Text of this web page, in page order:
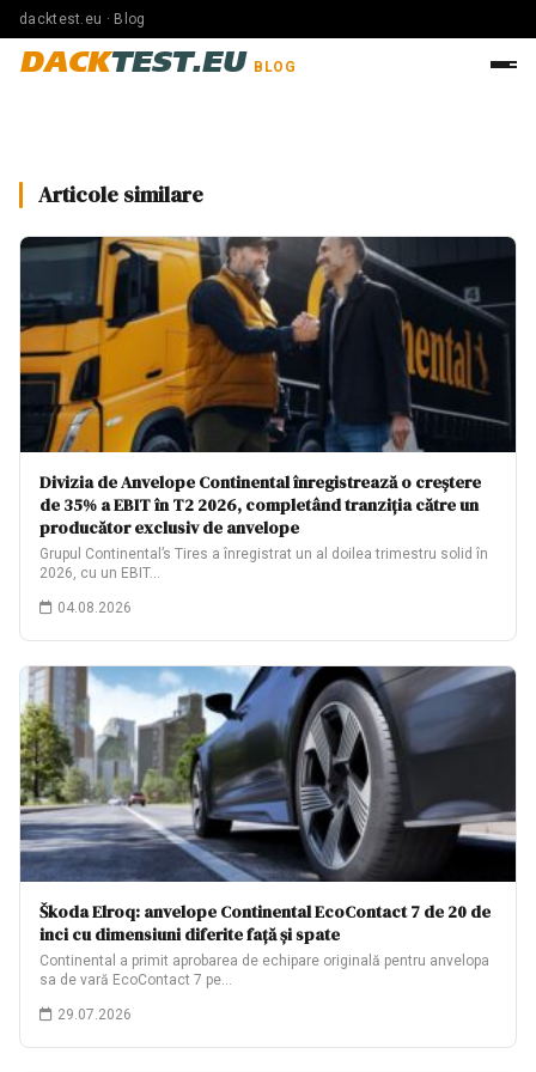
dacktest.eu · Blog
DACKTEST.EU BLOG
Articole similare
Divizia de Anvelope Continental înregistrează o creștere
de 35% a EBIT în T2 2026, completând tranziția către un
producător exclusiv de anvelope
Grupul Continental’s Tires a înregistrat un al doilea trimestru solid în
2026, cu un EBIT…
04.08.2026
Škoda Elroq: anvelope Continental EcoContact 7 de 20 de
inci cu dimensiuni diferite față și spate
Continental a primit aprobarea de echipare originală pentru anvelopa
sa de vară EcoContact 7 pe…
29.07.2026